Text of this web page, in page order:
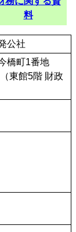
料
公社
橋町1番地
東館5階 財政